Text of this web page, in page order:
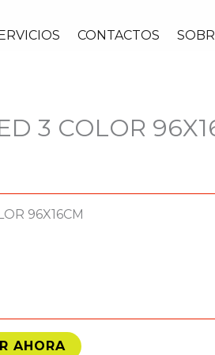
CONTACTOS
3 COLOR
96X16CM
AHORA